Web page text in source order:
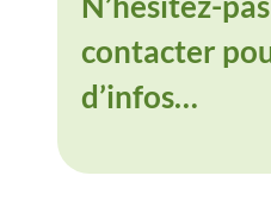
contacter
d’infos…